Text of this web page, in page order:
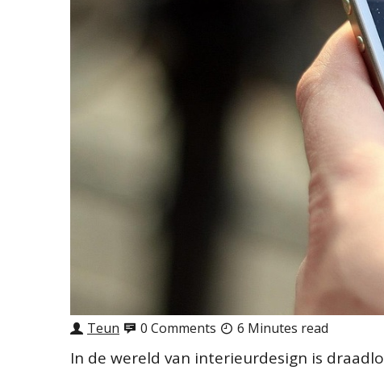
Teun 0 Comments 6 Minutes read
In de wereld van interieurdesign is